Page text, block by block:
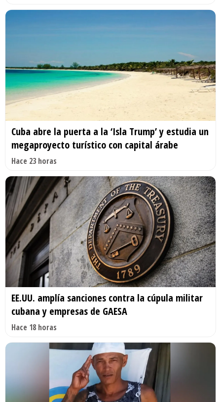
Cuba abre la puerta a la ‘Isla Trump’ y estudia un
megaproyecto turístico con capital árabe
Hace 23 horas
EE.UU. amplía sanciones contra la cúpula militar
cubana y empresas de GAESA
Hace 18 horas